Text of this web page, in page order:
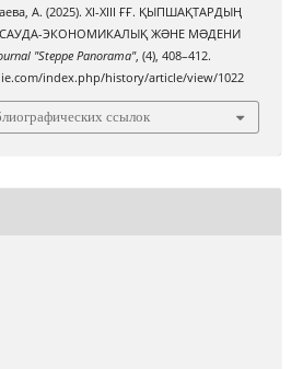
А. (2025). ХІ-ХІІІ ҒҒ. ҚЫПШАҚТАРДЫҢ
САУДА-ЭКОНОМИКАЛЫҚ ЖƏНЕ МƏДЕНИ
"Steppe Panorama", (4), 408–412.
index.php/history/article/view/1022
ссылок